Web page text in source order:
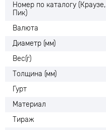
Номер по каталогу (Краузе,
Пик)
Валюта
Диаметр (мм)
Вес(г)
Толщина (мм)
Гурт
Материал
Тираж